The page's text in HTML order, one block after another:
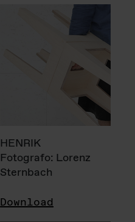
HENRIK
Fotografo: Lorenz
Sternbach
Download